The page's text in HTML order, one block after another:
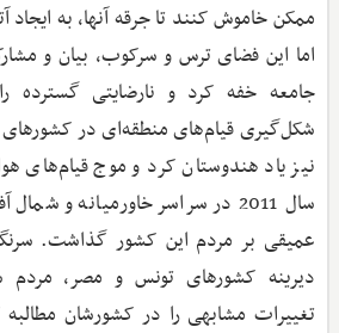
ممکن خاموش کنند تا جرقه آنها، به
اما این فضای ترس و سرکوب، بیان و
جامعه خفه کرد و نارضایتی گسترده
شکل‌گیری قیام‌های منطقه‌ای در
نیز یاد هندوستان کرد و موج قیام‌های
سال 2011 در سراسر خاورمیانه و
عمیقی بر مردم این کشور گذاشت.
دیرینه کشورهای تونس و مصر، مردم
تغییرات مشابهی را در کشورشان